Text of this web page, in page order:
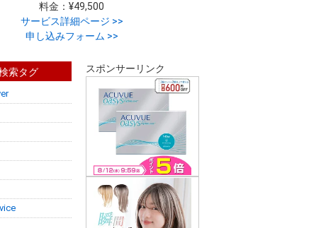
料金：¥49,500
サービス詳細ページ >>
申し込みフォーム >>
索タグ スポンサーリンク